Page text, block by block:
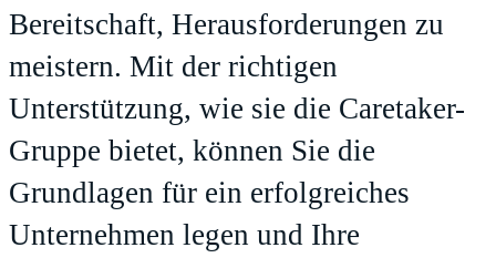
Bereitschaft, Herausforderungen zu
meistern. Mit der richtigen
Unterstützung, wie sie die Caretaker-
Gruppe bietet, können Sie die
Grundlagen für ein erfolgreiches
Unternehmen legen und Ihre